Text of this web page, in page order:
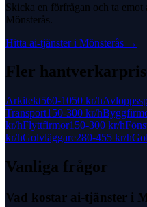
Skicka en förfrågan och ta
Mönsterås.
Hitta ai-tjänsteri Mönsterås →
Fler
Arkitekt560-1050 kr/h
Transport150-300 kr/h
kr/hFlyttfirmor150-300 kr/h
kr/hGolvläggare280-455 kr/h
Vanliga frågor
Vad kostar ai-tjänster i